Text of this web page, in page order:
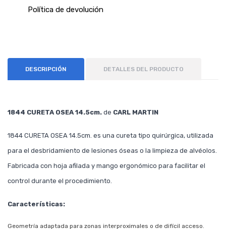
Política de devolución
DESCRIPCIÓN DETALLES DEL PRODUCTO
1844 CURETA OSEA 14.5cm. de CARL MARTIN
1844 CURETA OSEA 14.5cm. es una cureta tipo quirúrgica, utilizada
para el desbridamiento de lesiones óseas o la limpieza de alvéolos.
Fabricada con hoja afilada y mango ergonómico para facilitar el
control durante el procedimiento.
Características:
Geometría adaptada para zonas interproximales o de difícil acceso.